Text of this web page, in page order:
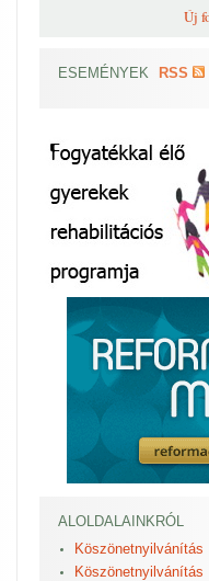
Új
ESEMÉNYEK RSS
ALOLDALAINKRÓL
Köszönetnyilvánítás
Köszönetnyilvánítás